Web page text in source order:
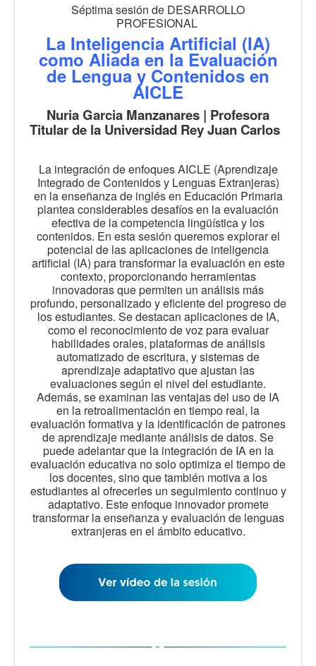
Séptima sesión de DESARROLLO
PROFESIONAL
La Inteligencia Artificial (IA)
como Aliada en la Evaluación
de Lengua y Contenidos en
AICLE
Nuria Garcia Manzanares | Profesora
Titular de la Universidad Rey Juan Carlos
La integración de enfoques AICLE (Aprendizaje
Integrado de Contenidos y Lenguas Extranjeras)
en la enseñanza de inglés en Educación Primaria
plantea considerables desafíos en la evaluación
efectiva de la competencia lingüística y los
contenidos. En esta sesión queremos explorar el
potencial de las aplicaciones de inteligencia
artificial (IA) para transformar la evaluación en este
contexto, proporcionando herramientas
innovadoras que permiten un análisis más
profundo, personalizado y eficiente del progreso de
los estudiantes. Se destacan aplicaciones de IA,
como el reconocimiento de voz para evaluar
habilidades orales, plataformas de análisis
automatizado de escritura, y sistemas de
aprendizaje adaptativo que ajustan las
evaluaciones según el nivel del estudiante.
Además, se examinan las ventajas del uso de IA
en la retroalimentación en tiempo real, la
evaluación formativa y la identificación de patrones
de aprendizaje mediante análisis de datos. Se
puede adelantar que la integración de IA en la
evaluación educativa no solo optimiza el tiempo de
los docentes, sino que también motiva a los
estudiantes al ofrecerles un seguimiento continuo y
adaptativo. Este enfoque innovador promete
transformar la enseñanza y evaluación de lenguas
extranjeras en el ámbito educativo.